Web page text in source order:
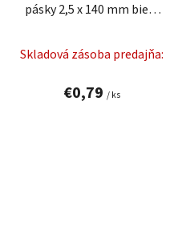
pásky 2,5 x 140 mm biela
Skladová zásoba predajňa:
€0,79 / ks